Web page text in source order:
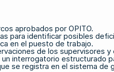
aprobados por OPITO.
para identificar posibles
en el puesto de trabajo.
de los supervisores
interrogatorio estructurado
se registra en el sistema de